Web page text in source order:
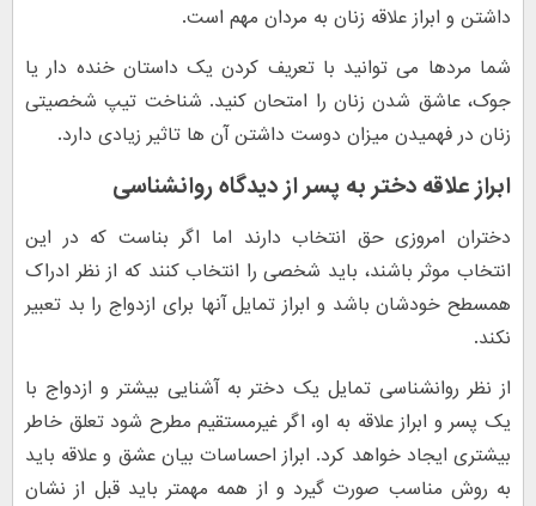
داشتن و ابراز علاقه زنان به مردان مهم است.
شما مردها می توانید با تعریف کردن یک داستان خنده دار یا
جوک، عاشق شدن زنان را امتحان کنید. شناخت تیپ شخصیتی
زنان در فهمیدن میزان دوست داشتن آن ها تاثیر زیادی دارد.
ابراز علاقه دختر به پسر از دیدگاه روانشناسی
دختران امروزی حق انتخاب دارند اما اگر بناست که در این
انتخاب موثر باشند، باید شخصی را انتخاب کنند که از نظر ادراک
همسطح خودشان باشد و ابراز تمایل آنها برای ازدواج را بد تعبیر
نکند.
از نظر روانشناسی تمایل یک دختر به آشنایی بیشتر و ازدواج با
یک پسر و ابراز علاقه به او، اگر غیرمستقیم مطرح شود تعلق خاطر
بیشتری ایجاد خواهد کرد. ابراز احساسات بیان عشق و علاقه باید
به روش مناسب صورت گیرد و از همه مهمتر باید قبل از نشان